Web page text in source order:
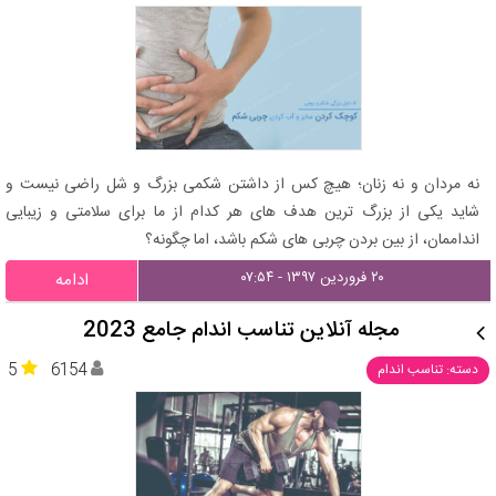
نه مردان و نه زنان؛ هیچ کس از داشتن شکمی بزرگ و شل راضی نیست و
شاید یکی از بزرگ ترین هدف های هر کدام از ما برای سلامتی و زیبایی
انداممان، از بین بردن چربی های شکم باشد، اما چگونه؟
۲۰ فروردین ۱۳۹۷ - ۰۷:۵۴ ادامه
مجله آنلاین تناسب اندام جامع 2023
دسته: تناسب اندام 5 6154